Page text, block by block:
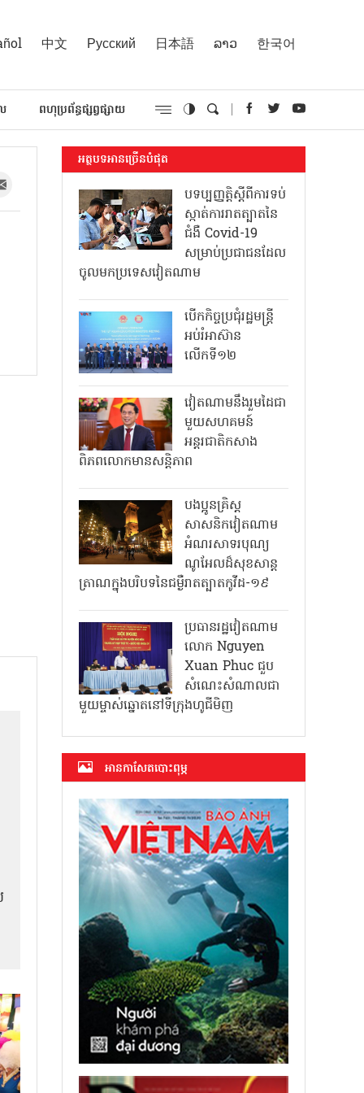
中文 Русский 日本語 ລາວ 한국어
ពហុប្រព័ន្ធផ្សព្វផ្សាយ
អត្ថបទអានច្រើនបំផុត
បទប្បញ្ញត្តិស្តីពីការទប់
ស្កាត់ការរាតត្បាតនៃ
ជំងឺ Covid-19
សម្រាប់ប្រជាជនដែល
ចូលមកប្រទេសវៀតណាម
បើកកិច្ចប្រជុំរដ្ឋមន្ត្រី
អប់រំអាស៊ាន
លើកទី១២
វៀតណាមនឹងរួមដៃជា
មួយសហគមន៍
អន្តរជាតិកសាង
ពិភពលោកមានសន្តិភាព
បងប្អូនគ្រិស្ត
សាសនិកវៀតណាម
អំណរសាទរបុណ្យ
ណូអែលដ៏សុខសាន្ត
ត្រាណក្នុងបរិបទនៃជម្ងឺរាតត្បាតកូវីដ-១៩
ប្រធានរដ្ឋវៀតណាម
លោក Nguyen
Xuan Phuc ជួប
សំណេះសំណាលជា
មួយម្ចាស់ឆ្នោតនៅទីក្រុងហូជីមិញ
អាន​កាសែត​បោះពុម្ភ